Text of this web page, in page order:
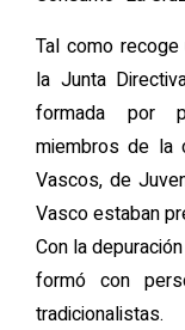
Tal como
la Junta
formada por
miembros de la
Vascos, de
Vasco estaban
Con la
formó con
tradicionalistas.